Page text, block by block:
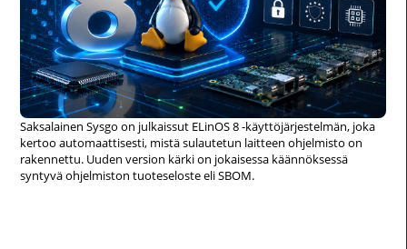
Saksalainen Sysgo on julkaissut ELinOS 8 -käyttöjärjestelmän, joka
kertoo automaattisesti, mistä sulautetun laitteen ohjelmisto on
rakennettu. Uuden version kärki on jokaisessa käännöksessä
syntyvä ohjelmiston tuoteseloste eli SBOM.